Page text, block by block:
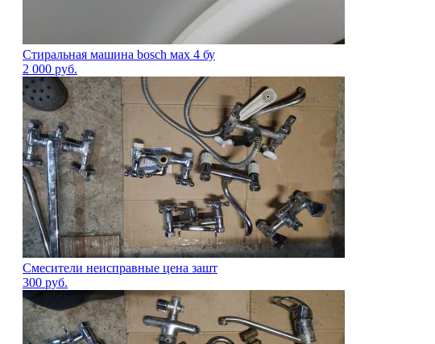
Стиральная машина bosch мах 4 бу
2 000 руб.
Смесители неисправные цена зашт
300 руб.